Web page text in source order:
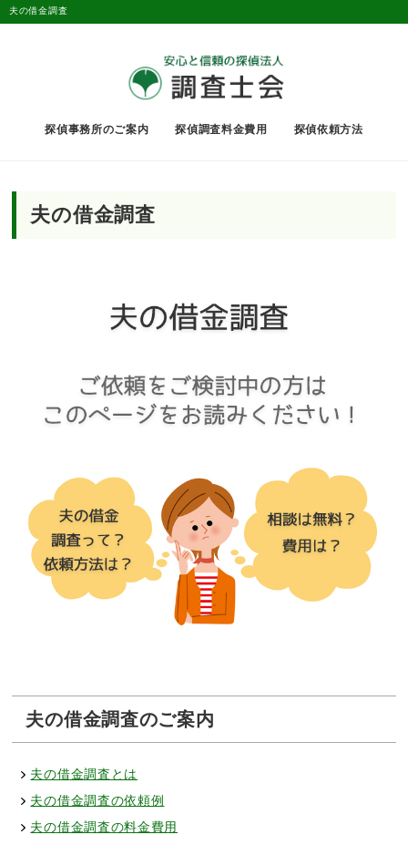
夫の借金調査
夫の借金調査のご案内
夫の借金調査とは
夫の借金調査の依頼例
夫の借金調査の料金費用
夫の借金調査
探偵事務所のご案内 探偵調査料金費用 探偵依頼方法